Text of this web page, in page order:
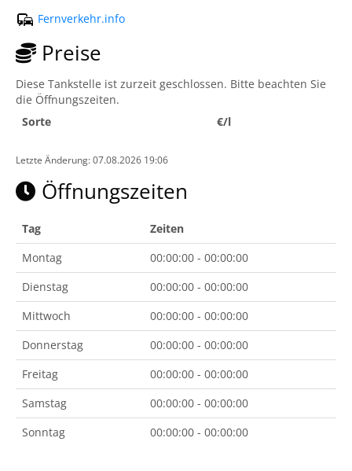
Fernverkehr.info
Preise
Diese Tankstelle ist zurzeit geschlossen. Bitte beachten Sie
die Öffnungszeiten.
Sorte
€/l
Letzte Änderung: 07.08.2026 19:06
Öffnungszeiten
Tag
Zeiten
Montag
00:00:00 - 00:00:00
Dienstag
00:00:00 - 00:00:00
Mittwoch
00:00:00 - 00:00:00
Donnerstag
00:00:00 - 00:00:00
Freitag
00:00:00 - 00:00:00
Samstag
00:00:00 - 00:00:00
Sonntag
00:00:00 - 00:00:00